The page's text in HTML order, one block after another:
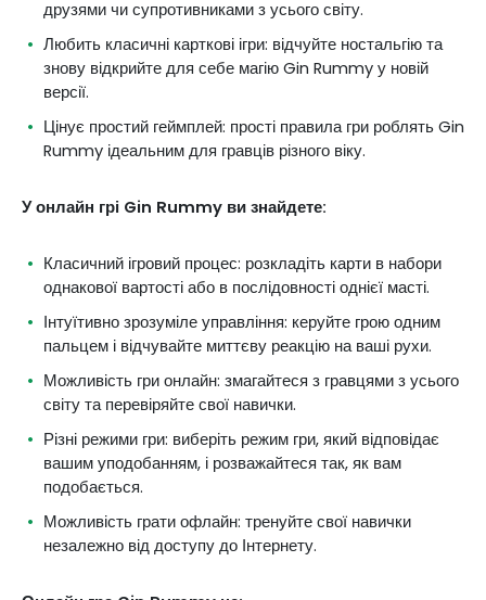
друзями чи супротивниками з усього світу.
Любить класичні карткові ігри: відчуйте ностальгію та
знову відкрийте для себе магію Gin Rummy у новій
версії.
Цінує простий геймплей: прості правила гри роблять Gin
Rummy ідеальним для гравців різного віку.
У онлайн грі Gin Rummy ви знайдете:
Класичний ігровий процес: розкладіть карти в набори
однакової вартості або в послідовності однієї масті.
Інтуїтивно зрозуміле управління: керуйте грою одним
пальцем і відчувайте миттєву реакцію на ваші рухи.
Можливість гри онлайн: змагайтеся з гравцями з усього
світу та перевіряйте свої навички.
Різні режими гри: виберіть режим гри, який відповідає
вашим уподобанням, і розважайтеся так, як вам
подобається.
Можливість грати офлайн: тренуйте свої навички
незалежно від доступу до Інтернету.